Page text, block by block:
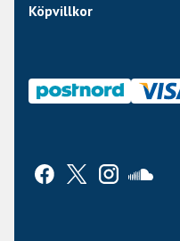
Köpvillkor